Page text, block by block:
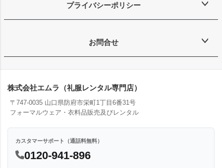
プライバシーポリシー
お問合せ
株式会社エムラ（礼服レンタル専門店）
〒747-0035 山口県防府市栄町1丁目6番31号
フォーマルウェア・衣料品販売及びレンタル
カスタマーサポート（通話料無料）
0120-941-896